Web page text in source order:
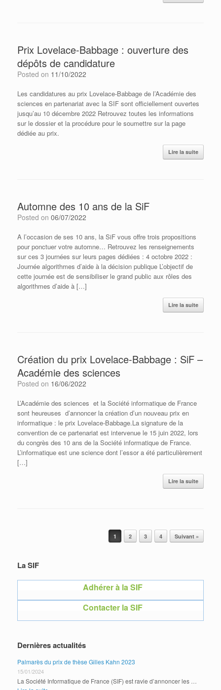
Prix Lovelace-Babbage : ouverture des
dépôts de candidature
Posted on 11/10/2022
Les candidatures au prix Lovelace-Babbage de l’Académie des
sciences en partenariat avec la SIF sont officiellement ouvertes
jusqu’au 10 décembre 2022 Retrouvez toutes les informations
sur le dossier et la procédure pour le soumettre sur la page
dédiée au prix.
Lire la suite
Automne des 10 ans de la SiF
Posted on 06/07/2022
A l’occasion de ses 10 ans, la SiF vous offre trois propositions
pour ponctuer votre automne… Retrouvez les renseignements
sur ces 3 journées sur leurs pages dédiées : 4 octobre 2022 :
Journée algorithmes d’aide à la décision publique L’objectif de
cette journée est de sensibiliser le grand public aux rôles des
algorithmes d’aide à […]
Lire la suite
Création du prix Lovelace-Babbage : SiF –
Académie des sciences
Posted on 16/06/2022
L’Académie des sciences et la Société informatique de France
sont heureuses d’annoncer la création d’un nouveau prix en
informatique : le prix Lovelace-Babbage.La signature de la
convention de ce partenariat est intervenue le 15 juin 2022, lors
du congrès des 10 ans de la Société informatique de France.
L’informatique est une science dont l’essor a été particulièrement
[…]
Lire la suite
1 2 3 4 Suivant »
La SIF
Adhérer à la SIF
Contacter la SIF
Dernières actualités
Palmarès du prix de thèse Gilles Kahn 2023
15/01/2024
La Société Informatique de France (SIF) est ravie d’annoncer les …